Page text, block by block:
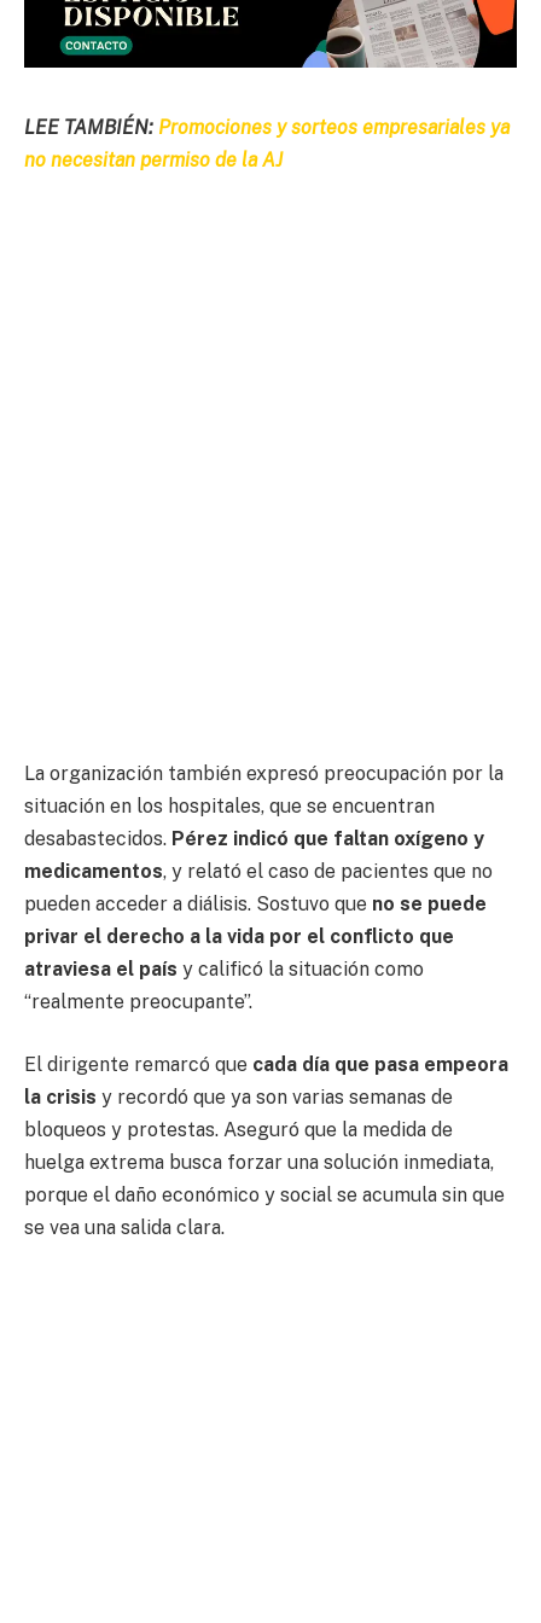
LEE TAMBIÉN: Promociones y sorteos empresariales ya
no necesitan permiso de la AJ
La organización también expresó preocupación por la
situación en los hospitales, que se encuentran
desabastecidos. Pérez indicó que faltan oxígeno y
medicamentos, y relató el caso de pacientes que no
pueden acceder a diálisis. Sostuvo que no se puede
privar el derecho a la vida por el conflicto que
atraviesa el país y calificó la situación como
“realmente preocupante”.
El dirigente remarcó que cada día que pasa empeora
la crisis y recordó que ya son varias semanas de
bloqueos y protestas. Aseguró que la medida de
huelga extrema busca forzar una solución inmediata,
porque el daño económico y social se acumula sin que
se vea una salida clara.